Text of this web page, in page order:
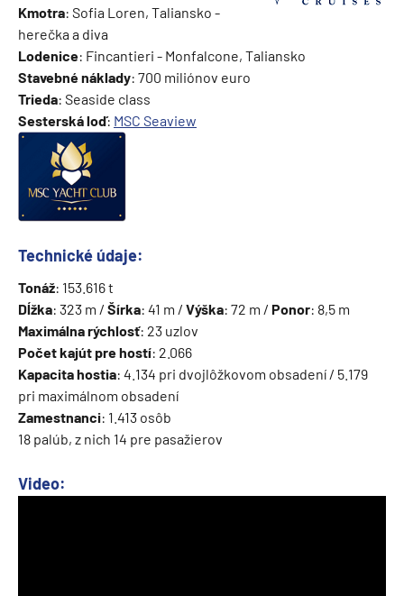
Kmotra: Sofia Loren, Taliansko -
herečka a diva
Lodenice: Fincantieri - Monfalcone, Taliansko
Stavebné náklady: 700 miliónov euro
Trieda: Seaside class
Sesterská loď: MSC Seaview
Technické údaje:
Tonáž: 153.616 t
Dĺžka: 323 m / Šírka: 41 m / Výška: 72 m / Ponor: 8,5 m
Maximálna rýchlosť: 23 uzlov
Počet kajút pre hostí: 2.066
Kapacita hostia: 4.134 pri dvojlôžkovom obsadení / 5.179
pri maximálnom obsadení
Zamestnanci: 1.413 osôb
18 palúb, z nich 14 pre pasažierov
Video: